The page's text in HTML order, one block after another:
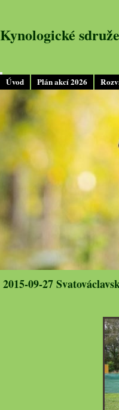
Úvod Plán akcí 2026
Kynologické
2015-09-27